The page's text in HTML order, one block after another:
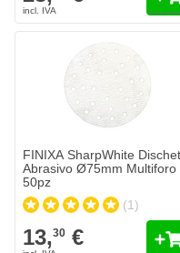
FINIXA SharpWhite
Spedito oggi
€
FINIXA SharpWhite
Abrasivo Ø75mm Multiforo
50pz
(1)
13,30 €